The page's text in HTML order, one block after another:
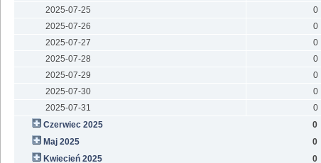
2025-07-25
0
2025-07-26
0
2025-07-27
0
2025-07-28
0
2025-07-29
0
2025-07-30
0
2025-07-31
0
Czerwiec 2025
0
Maj 2025
0
Kwiecień 2025
0